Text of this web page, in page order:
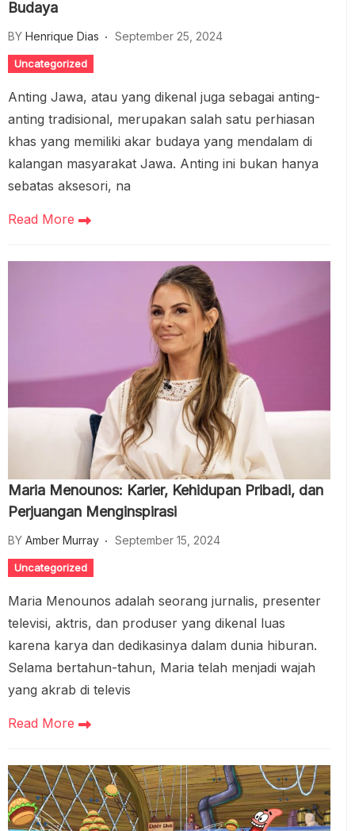
Budaya
BY Henrique Dias September 25, 2024
Uncategorized
Anting Jawa, atau yang dikenal juga sebagai anting-
anting tradisional, merupakan salah satu perhiasan
khas yang memiliki akar budaya yang mendalam di
kalangan masyarakat Jawa. Anting ini bukan hanya
sebatas aksesori, na
Read More
Maria Menounos: Karier, Kehidupan Pribadi, dan
Perjuangan Menginspirasi
BY Amber Murray September 15, 2024
Uncategorized
Maria Menounos adalah seorang jurnalis, presenter
televisi, aktris, dan produser yang dikenal luas
karena karya dan dedikasinya dalam dunia hiburan.
Selama bertahun-tahun, Maria telah menjadi wajah
yang akrab di televis
Read More